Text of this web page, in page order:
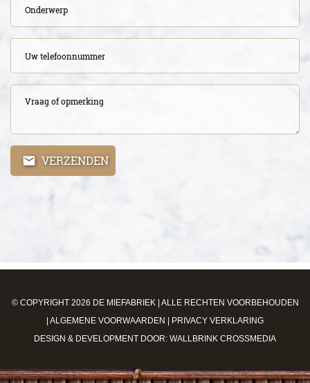
VERZENDEN
© COPYRIGHT 2026 DE MIEFABRIEK | ALLE RECHTEN VOORBEHOUDEN
ALGEMENE VOORWAARDEN
PRIVACY VERKLARING
DESIGN & DEVELOPMENT DOOR: WALLBRINK CROSSMEDIA